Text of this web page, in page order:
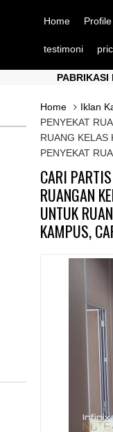
Home Profile
testimoni
PABRIKASI
Home
Iklan
PENYEKAT
RUANG KELAS
PENYEKAT
CARI
RUANGAN
UNTUK
KAMPUS,